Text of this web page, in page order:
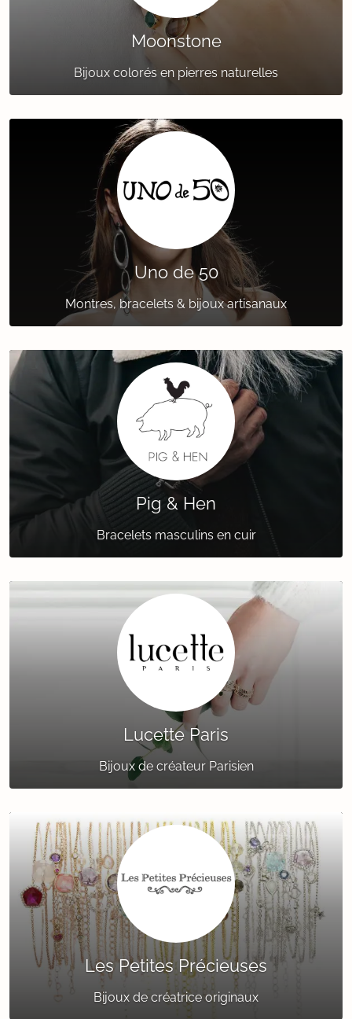
Moonstone
Bijoux colorés en pierres naturelles
Uno de 50
Montres, bracelets & bijoux artisanaux
Pig & Hen
Bracelets masculins en cuir
Lucette Paris
Bijoux de créateur Parisien
Les Petites Précieuses
Bijoux de créatrice originaux